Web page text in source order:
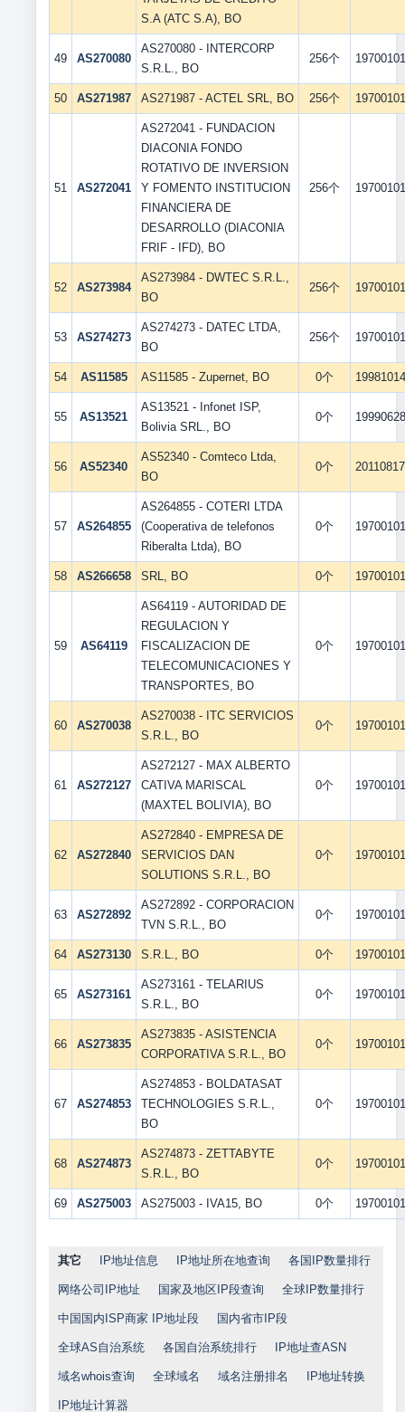
S.A (ATC S.A), BO
49 AS270080
AS270080 - INTERCORP
S.R.L., BO
256个 19700101
50 AS271987 AS271987 - ACTEL SRL, BO 256个 19700101
51 AS272041
AS272041 - FUNDACION
DIACONIA FONDO
ROTATIVO DE INVERSION
Y FOMENTO INSTITUCION
FINANCIERA DE
DESARROLLO (DIACONIA
FRIF - IFD), BO
256个 19700101
52 AS273984
AS273984 - DWTEC S.R.L.,
BO
256个 19700101
53 AS274273
AS274273 - DATEC LTDA,
BO
256个 19700101
54 AS11585 AS11585 - Zupernet, BO 0个 19981014
55 AS13521
AS13521 - Infonet ISP,
Bolivia SRL., BO
0个 19990628
56 AS52340
AS52340 - Comteco Ltda,
BO
0个 20110817
57 AS264855
AS264855 - COTERI LTDA
(Cooperativa de telefonos
Riberalta Ltda), BO
0个 19700101
58 AS266658 SRL, BO 0个 19700101
59 AS64119
AS64119 - AUTORIDAD DE
REGULACION Y
FISCALIZACION DE
TELECOMUNICACIONES Y
TRANSPORTES, BO
0个 19700101
60 AS270038
AS270038 - ITC SERVICIOS
S.R.L., BO
0个 19700101
61 AS272127
AS272127 - MAX ALBERTO
CATIVA MARISCAL
(MAXTEL BOLIVIA), BO
0个 19700101
62 AS272840
AS272840 - EMPRESA DE
SERVICIOS DAN
SOLUTIONS S.R.L., BO
0个 19700101
63 AS272892
AS272892 - CORPORACION
TVN S.R.L., BO
0个 19700101
64 AS273130 S.R.L., BO 0个 19700101
65 AS273161
AS273161 - TELARIUS
S.R.L., BO
0个 19700101
66 AS273835
AS273835 - ASISTENCIA
CORPORATIVA S.R.L., BO
0个 19700101
67 AS274853
AS274853 - BOLDATASAT
TECHNOLOGIES S.R.L.,
BO
0个 19700101
68 AS274873
AS274873 - ZETTABYTE
S.R.L., BO
0个 19700101
69 AS275003 AS275003 - IVA15, BO 0个 19700101
其它 IP地址信息 IP地址所在地查询 各国IP数量排行
网络公司IP地址 国家及地区IP段查询 全球IP数量排行
中国国内ISP商家 IP地址段 国内省市IP段
全球AS自治系统 各国自治系统排行 IP地址查ASN
域名whois查询 全球域名 域名注册排名 IP地址转换
IP地址计算器